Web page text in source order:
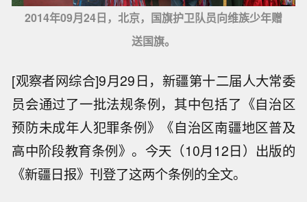
2014年09月24日，北京，国旗护卫队员向维族少年赠
送国旗。
[观察者网综合]9月29日，新疆第十二届人大常委
员会通过了一批法规条例，其中包括了《自治区
预防未成年人犯罪条例》《自治区南疆地区普及
高中阶段教育条例》。今天（10月12日）出版的
《新疆日报》刊登了这两个条例的全文。